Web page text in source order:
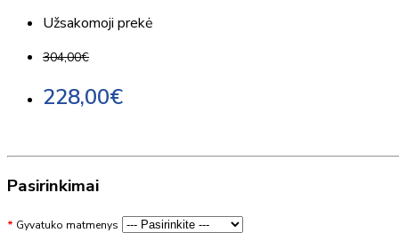
Užsakomoji prekė
304,00€
228,00€
Pasirinkimai
Gyvatuko matmenys